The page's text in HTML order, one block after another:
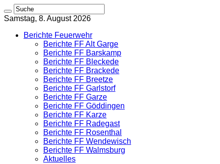
Samstag, 8. August 2026
Berichte Feuerwehr
Berichte FF Alt Garge
Berichte FF Barskamp
Berichte FF Bleckede
Berichte FF Brackede
Berichte FF Breetze
Berichte FF Garlstorf
Berichte FF Garze
Berichte FF Göddingen
Berichte FF Karze
Berichte FF Radegast
Berichte FF Rosenthal
Berichte FF Wendewisch
Berichte FF Walmsburg
Aktuelles